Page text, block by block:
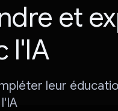
et
l'IA
leur